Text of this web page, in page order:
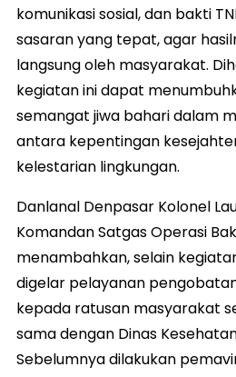
komunikasi sosial, dan bakti
sasaran yang tepat, agar
langsung oleh masyarakat.
kegiatan ini dapat
semangat jiwa bahari dalam
antara kepentingan
kelestarian lingkungan.
Danlanal Denpasar Kolonel
Komandan Satgas Operasi
menambahkan, selain
digelar pelayanan
kepada ratusan masyarakat
sama dengan Dinas
Sebelumnya dilakukan